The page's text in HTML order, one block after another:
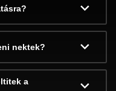
nektek?
a